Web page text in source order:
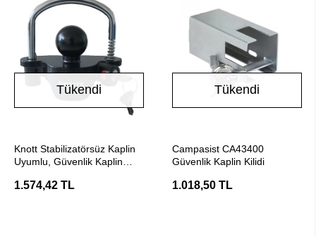
Tükendi
Knott Stabilizatörsüz Kaplin
Uyumlu, Güvenlik Kaplin
1.574,42 TL
Tükendi
Campasist CA43400
Güvenlik Kaplin Kilidi
1.018,50 TL